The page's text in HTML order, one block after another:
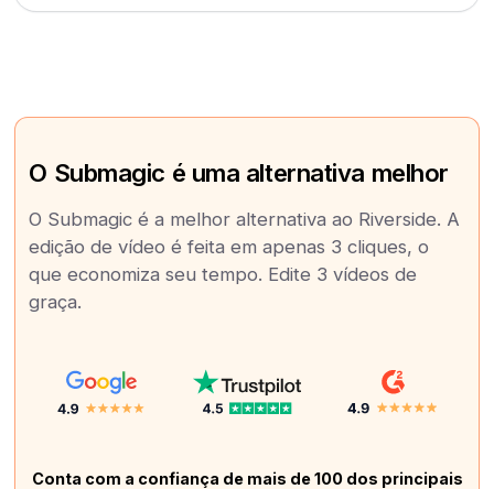
O Submagic é uma alternativa melhor
O Submagic é a melhor alternativa ao Riverside. A
edição de vídeo é feita em apenas 3 cliques, o
que economiza seu tempo. Edite 3 vídeos de
graça.
Conta com a confiança de mais de 100 dos principais